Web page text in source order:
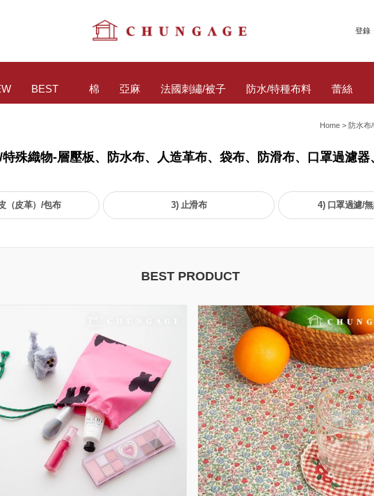
登錄
BEST 棉 亞麻 法國刺繡/被子 防水/特種布料 蕾絲
Home > 防水布
特殊織物-層壓板、防水布、人造革布、袋布、防滑布、口罩過濾器
（皮革）/包布 3) 止滑布 4) 口罩過濾/
BEST PRODUCT